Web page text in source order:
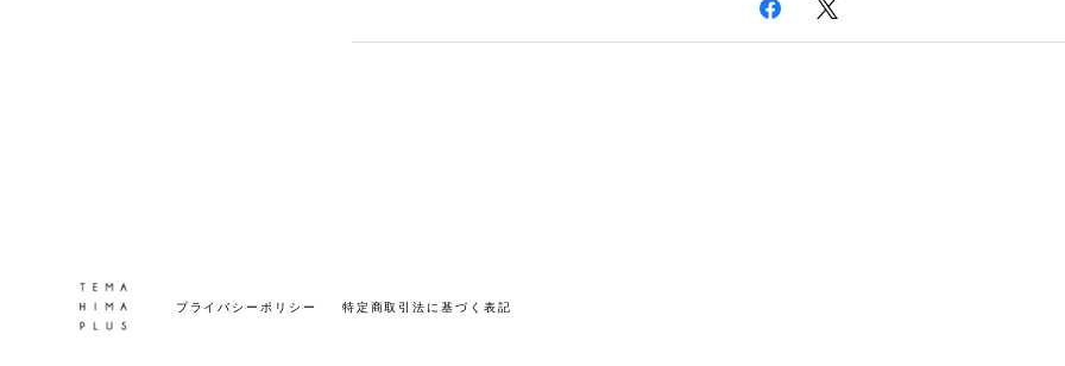
プライバシーポリシー 特定商取引法に基づく表記